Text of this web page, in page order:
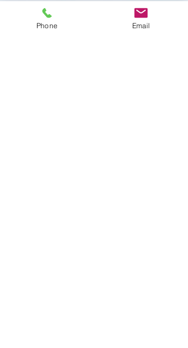
The Korean American Cultural Center of San
Antonio (KACCSA) is a non-profit
organization, established in December 2010
Phone Email